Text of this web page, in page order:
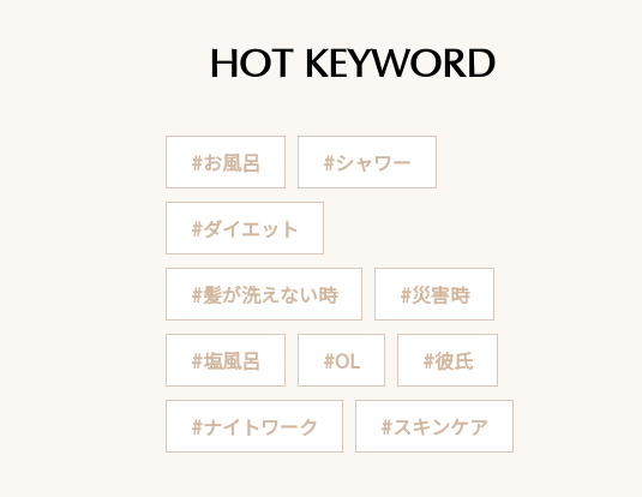
HOT KEYWORD
#お風呂 #シャワー
#ダイエット
#髪が洗えない時 #災害時
#塩風呂 #OL #彼氏
#ナイトワーク #スキンケア